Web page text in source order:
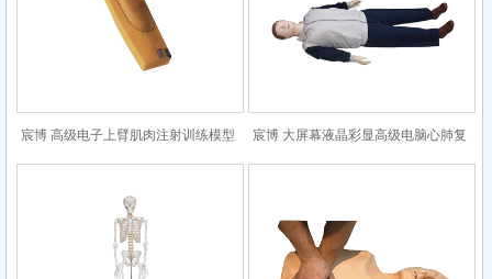
宸博 高级电子上臂肌肉注射训练模型
CB/HS20E
宸博 大屏幕液晶彩显高级电脑心肺复
苏模拟人 CB/CPR690